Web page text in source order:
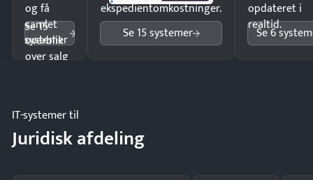
og få
samlet
overblik
over salg
Se 15
systemer
ekspedientomkostninger.
Se 15 systemer
opdateret i
realtid.
Se 6
IT-systemer til
Juridisk afdeling